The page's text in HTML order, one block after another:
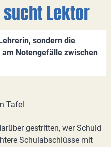
Lektor
sondern die
Notengefälle zwischen
gestritten, wer Schuld
Schulabschlüsse mit